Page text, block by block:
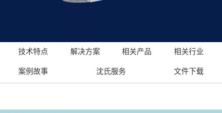
技术特点 解决方案 相关产品 相关行业
案例故事 沈氏服务 文件下载